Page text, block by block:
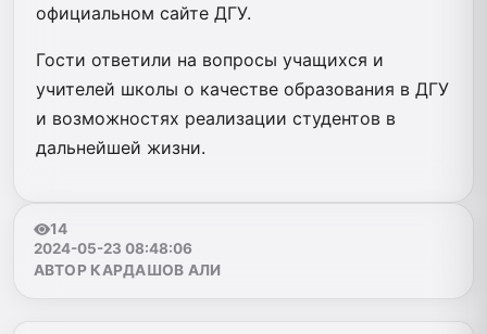
официальном сайте ДГУ.
Гости ответили на вопросы учащихся и
учителей школы о качестве образования в ДГУ
и возможностях реализации студентов в
дальнейшей жизни.
14
2024-05-23 08:48:06
АВТОР КАРДАШОВ АЛИ